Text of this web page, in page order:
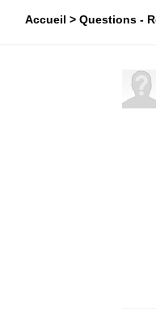
Accueil Questions -